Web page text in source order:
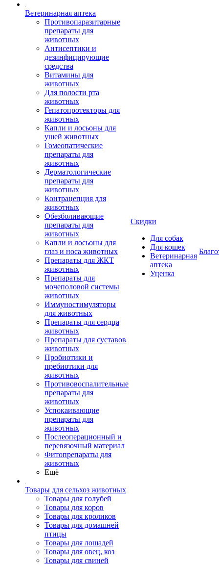
Ветеринарная аптека
Противопаразитарные
препараты для
животных
Антисептики и
дезинфицирующие
средства
Витамины для
животных
Для полости рта
животных
Гепатопротекторы для
животных
Капли и лосьоны для
ушей животных
Гомеопатические
препараты для
животных
Дерматологические
препараты для
животных
Контрацепция для
животных
Обезболивающие
препараты для
животных
Капли и лосьоны для
глаз и носа животных
Препараты для ЖКТ
животных
Препараты для
мочеполовой системы
животных
Иммуностимуляторы
для животных
Препараты для сердца
животных
Препараты для суставов
животных
Пробиотики и
пребиотики для
животных
Противовоспалительные
препараты для
животных
Успокаивающие
препараты для
животных
Послеоперационный и
перевязочный материал
Фитопрепараты для
животных
Ещё
Товары для сельхоз животных
Товары для голубей
Товары для коров
Товары для кроликов
Товары для домашней
птицы
Товары для лошадей
Товары для овец, коз
Товары для свиней
Скидки
Для собак
Для кошек
Ветеринарная
аптека
Уценка